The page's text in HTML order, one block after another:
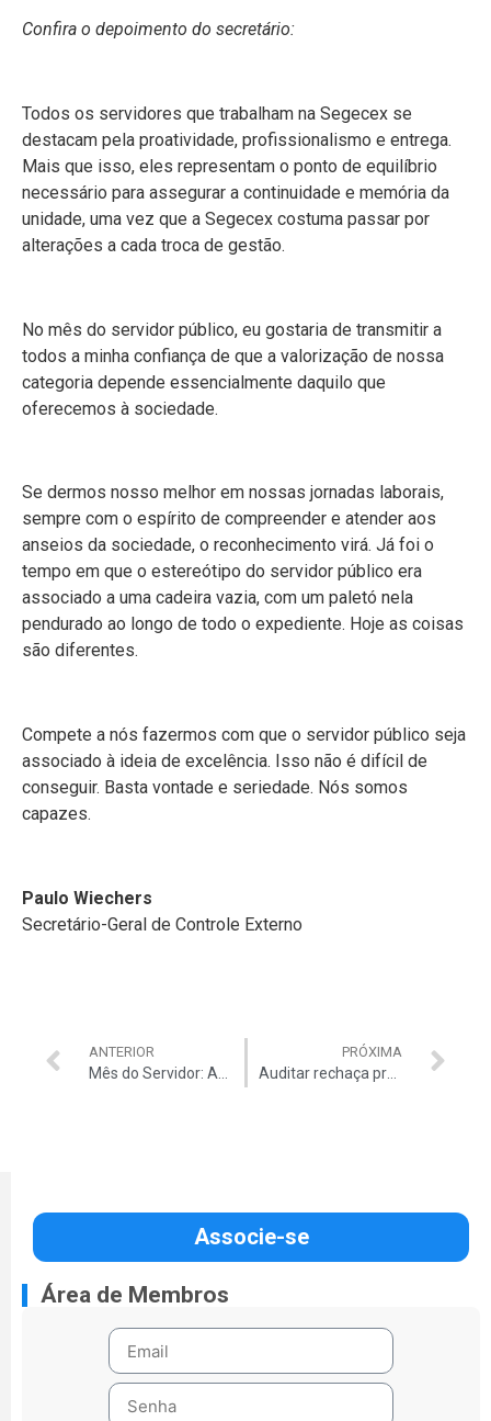
Confira o depoimento do secretário:
Todos os servidores que trabalham na Segecex se
destacam pela proatividade, profissionalismo e entrega.
Mais que isso, eles representam o ponto de equilíbrio
necessário para assegurar a continuidade e memória da
unidade, uma vez que a Segecex costuma passar por
alterações a cada troca de gestão.
No mês do servidor público, eu gostaria de transmitir a
todos a minha confiança de que a valorização de nossa
categoria depende essencialmente daquilo que
oferecemos à sociedade.
Se dermos nosso melhor em nossas jornadas laborais,
sempre com o espírito de compreender e atender aos
anseios da sociedade, o reconhecimento virá. Já foi o
tempo em que o estereótipo do servidor público era
associado a uma cadeira vazia, com um paletó nela
pendurado ao longo de todo o expediente. Hoje as coisas
são diferentes.
Compete a nós fazermos com que o servidor público seja
associado à ideia de excelência. Isso não é difícil de
conseguir. Basta vontade e seriedade. Nós somos
capazes.
Paulo Wiechers
Secretário-Geral de Controle Externo
ANTERIOR PRÓXIMA
Auditar rechaça proposta da Frente Parlamentar da Reforma Administrativa de inclusão dos atuais servidores públicos na PEC 32
Associe-se
Área de Membros